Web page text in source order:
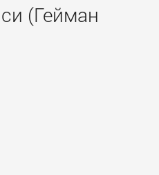
(Гейман